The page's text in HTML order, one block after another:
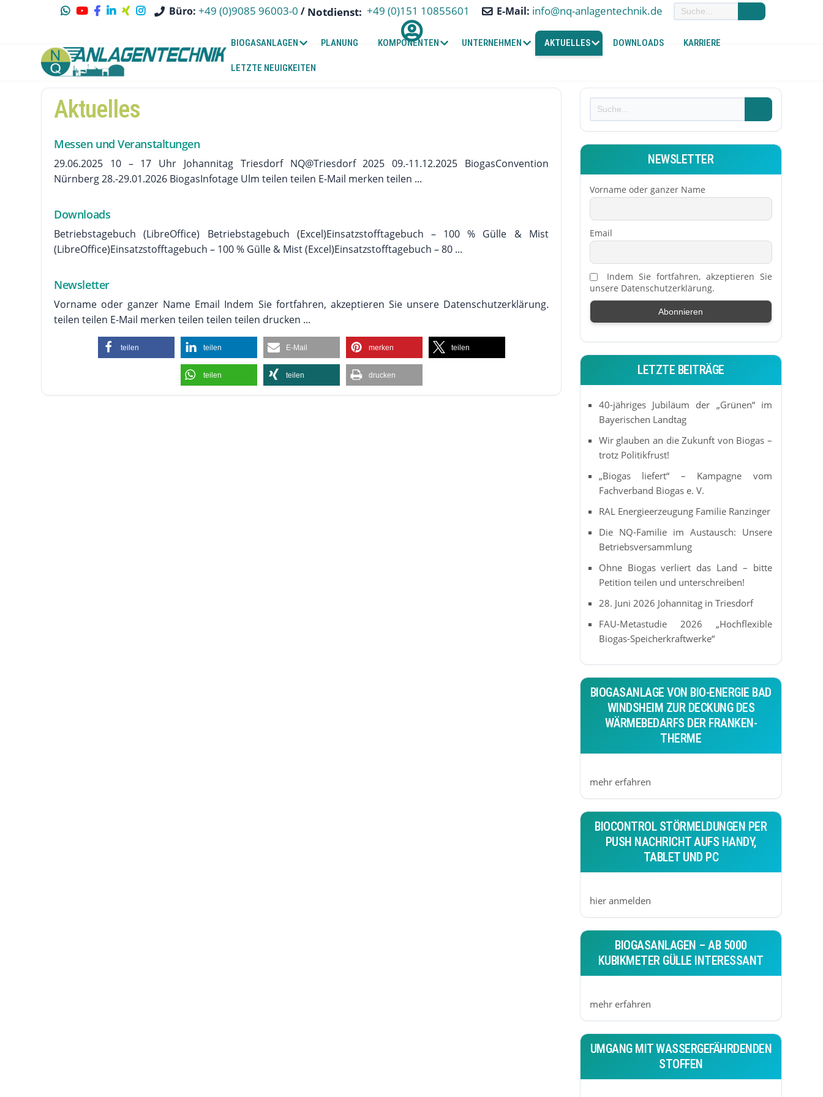
Büro: +49 (0)9085 96003-0 / Notdienst: +49 (0)151 10855601 E-Mail: info@nq-anlagentechnik.de
BIOGASANLAGEN PLANUNG KOMPONENTEN UNTERNEHMEN AKTUELLES DOWNLOADS KARRIERE
LETZTE NEUIGKEITEN
Aktuelles
Messen und Veranstaltungen
29.06.2025 10 – 17 Uhr Johannitag Triesdorf NQ@Triesdorf 2025 09.-11.12.2025 BiogasConvention
Nürnberg 28.-29.01.2026 BiogasInfotage Ulm teilen teilen E-Mail merken teilen ...
Downloads
Betriebstagebuch (LibreOffice) Betriebstagebuch (Excel)Einsatzstofftagebuch – 100 % Gülle & Mist
(LibreOffice)Einsatzstofftagebuch – 100 % Gülle & Mist (Excel)Einsatzstofftagebuch – 80 ...
Newsletter
Vorname oder ganzer Name Email Indem Sie fortfahren, akzeptieren Sie unsere Datenschutzerklärung.
teilen teilen E-Mail merken teilen teilen teilen drucken ...
teilen teilen E-Mail merken teilen
teilen teilen drucken
NEWSLETTER
Vorname oder ganzer Name
Email
Indem Sie fortfahren, akzeptieren Sie
unsere Datenschutzerklärung.
LETZTE BEITRÄGE
40-jähriges Jubiläum der „Grünen“ im
Bayerischen Landtag
Wir glauben an die Zukunft von Biogas –
trotz Politikfrust!
„Biogas liefert“ – Kampagne vom
Fachverband Biogas e. V.
RAL Energieerzeugung Familie Ranzinger
Die NQ-Familie im Austausch: Unsere
Betriebsversammlung
Ohne Biogas verliert das Land – bitte
Petition teilen und unterschreiben!
28. Juni 2026 Johannitag in Triesdorf
FAU-Metastudie 2026 „Hochflexible
Biogas-Speicherkraftwerke“
BIOGASANLAGE VON BIO-ENERGIE BAD
WINDSHEIM ZUR DECKUNG DES
WÄRMEBEDARFS DER FRANKEN-
THERME
mehr erfahren
BIOCONTROL STÖRMELDUNGEN PER
PUSH NACHRICHT AUFS HANDY,
TABLET UND PC
hier anmelden
BIOGASANLAGEN – AB 5000
KUBIKMETER GÜLLE INTERESSANT
mehr erfahren
UMGANG MIT WASSERGEFÄHRDENDEN
STOFFEN